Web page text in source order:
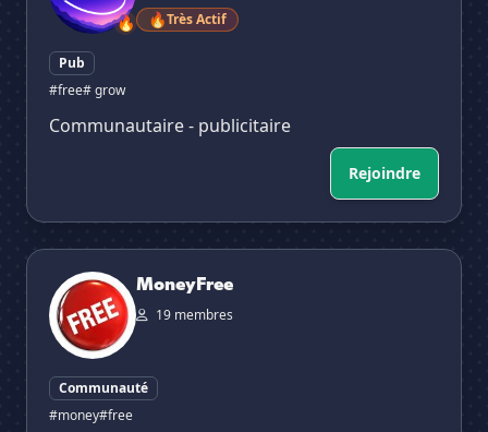
🔥 🔥Très Actif
Pub
#free# grow
Communautaire - publicitaire
Rejoindre
MoneyFree
MoneyFree
19 membres
Communauté
#money#free